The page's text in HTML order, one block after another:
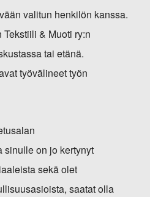
valitun henkilön kanssa.
& Muoti ry:n
tai etänä.
työvälineet työn
sinulle on jo kertynyt
sekä olet
saatat olla